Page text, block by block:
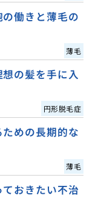
働きと薄毛の
薄毛
の髪を手に入
円形脱毛症
めの長期的な
薄毛
おきたい不治